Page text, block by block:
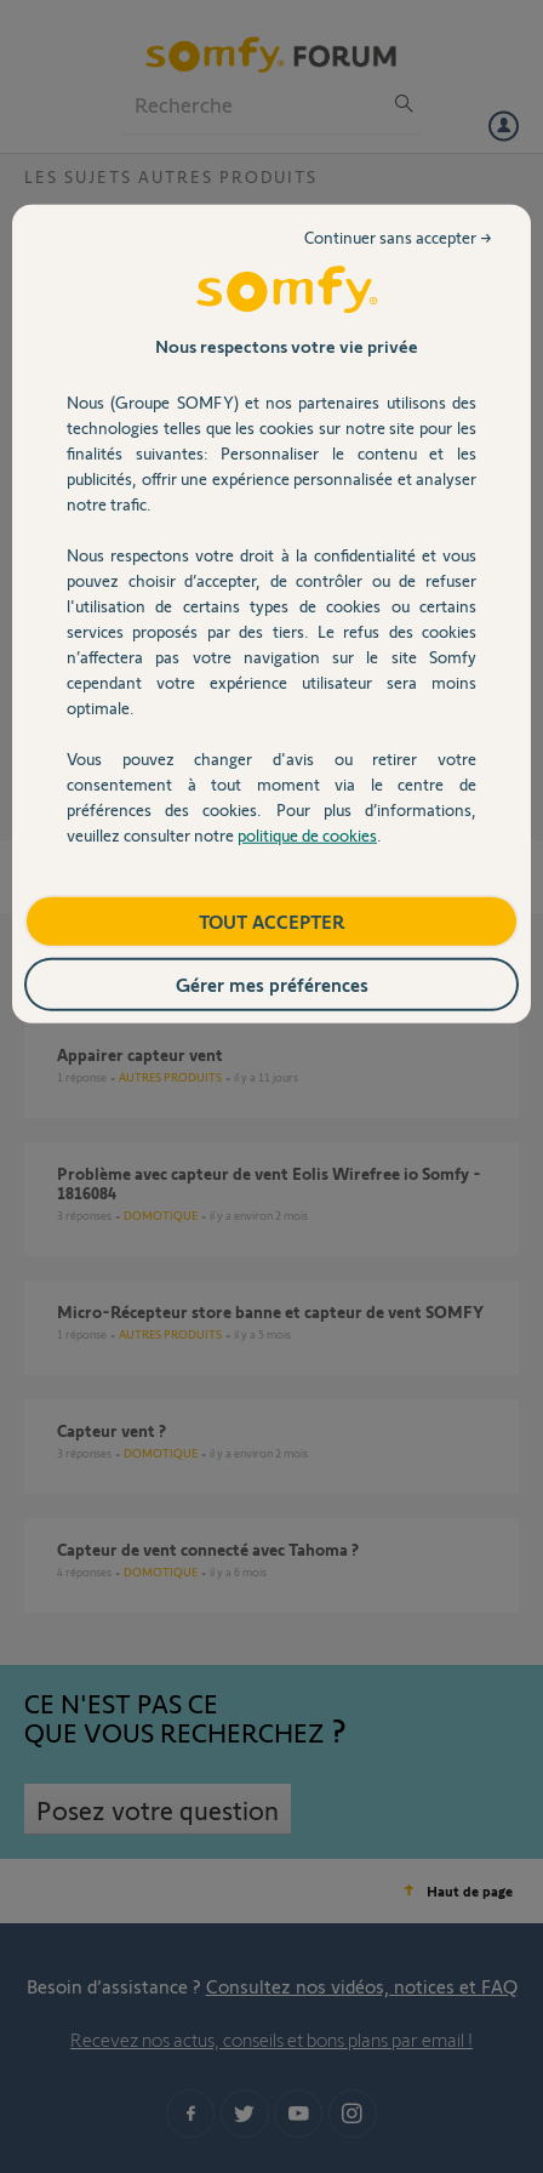
Volet
Sécurité
Domotique
Chauffage
Autres produits
Devis avec un pro
Contact
LES SUJETS AUTRES PRODUITS
Mon capteur de vent ne fonctionne pas sur un de mes 3 stores, quel
réparateur près de 03800 Gannat?
Monique F.
il y a environ 2 ans
Participer au fil de discussion
Réponses
https://goo.gl/t8zRCO
Bonne journée
Questions liées
Appairer capteur vent
1 réponse AUTRES PRODUITS il y a 11 jours
Problème avec capteur de vent Eolis Wirefree io Somfy -
1816084
3 réponses DOMOTIQUE il y a environ 2 mois
Micro-Récepteur store banne et capteur de vent SOMFY
1 réponse AUTRES PRODUITS il y a 5 mois
Capteur vent ?
3 réponses DOMOTIQUE il y a environ 2 mois
Capteur de vent connecté avec Tahoma ?
4 réponses DOMOTIQUE il y a 6 mois
CE N'EST PAS CE
QUE VOUS RECHERCHEZ
Posez votre question
Haut de page
Besoin d’assistance ? Consultez nos vidéos, notices et FAQ
Recevez nos actus, conseils et bons plans par email !
Nous respectons votre vie privée
Nous (Groupe SOMFY) et nos partenaires utilisons des
technologies telles que les cookies sur notre site pour les
finalités suivantes: Personnaliser le contenu et les
publicités, offrir une expérience personnalisée et analyser
notre trafic.
Nous respectons votre droit à la confidentialité et vous
pouvez choisir d’accepter, de contrôler ou de refuser
l'utilisation de certains types de cookies ou certains
services proposés par des tiers. Le refus des cookies
n’affectera pas votre navigation sur le site Somfy
cependant votre expérience utilisateur sera moins
optimale.
Vous pouvez changer d'avis ou retirer votre
consentement à tout moment via le centre de
préférences des cookies. Pour plus d’informations,
veuillez consulter notre politique de cookies
Continuer sans accepter →
TOUT ACCEPTER
Gérer mes préférences